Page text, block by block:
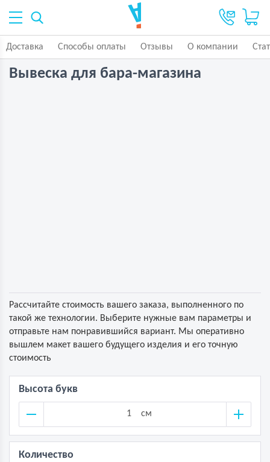
Доставка Способы оплаты Отзывы О компании
Вывеска для бара-магазина
Рассчитайте стоимость вашего заказа, выполненного по
такой же технологии. Выберите нужные вам параметры и
отправьте нам понравившийся вариант. Мы оперативно
вышлем макет вашего будущего изделия и его точную
стоимость
Высота букв
см
Количество